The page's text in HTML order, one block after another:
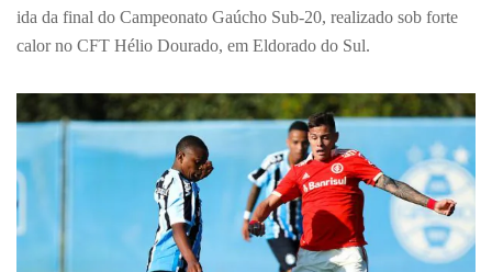
ida da final do Campeonato Gaúcho Sub-20, realizado sob forte
calor no CFT Hélio Dourado, em Eldorado do Sul.